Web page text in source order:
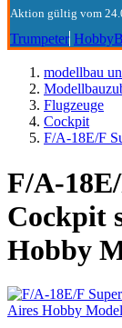
Aktion gültig vom
Trumpeter
modellbau
Flugzeuge
Cockpit
F/A-18E/F
F/A-
Cockpit
Hobby